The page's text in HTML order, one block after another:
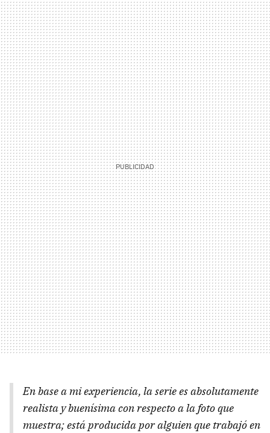
En base a mi experiencia, la serie es absolutamente
realista y buenísima con respecto a la foto que
muestra; está producida por alguien que trabajó en